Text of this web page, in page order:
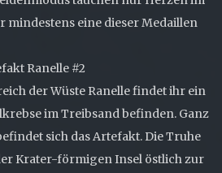
mindestens eine dieser Medaillen
Ranelle #2
der Wüste Ranelle findet ihr ein
im Treibsand befinden. Ganz
sich das Artefakt. Die Truhe
Krater-förmigen Insel östlich zur